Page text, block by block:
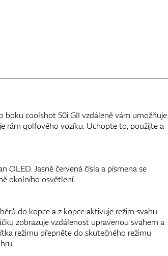
coolshot 50i GII vzdáleně vám umožňuje
rám golfového vozíku. Uchopte to, použijte a
OLED. Jasně červená čísla a písmena se
okolního osvětlení.
do kopce a z kopce aktivuje režim svahu
zobrazuje vzdálenost upravenou svahem a
režimu přepněte do skutečného režimu